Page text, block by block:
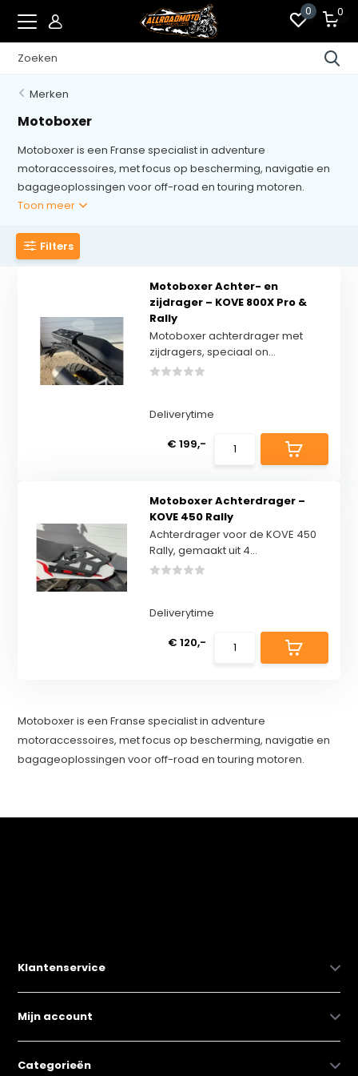
0 0
Merken
Motoboxer
Motoboxer is een Franse specialist in adventure
motoraccessoires, met focus op bescherming, navigatie en
bagageoplossingen voor off-road en touring motoren.
Toon meer
Filters
Motoboxer Achter- en
zijdrager – KOVE 800X Pro &
Rally
Motoboxer achterdrager met
zijdragers, speciaal on...
Deliverytime
€ 199,-
Motoboxer Achterdrager –
KOVE 450 Rally
Achterdrager voor de KOVE 450
Rally, gemaakt uit 4...
Deliverytime
€ 120,-
Motoboxer is een Franse specialist in adventure
motoraccessoires, met focus op bescherming, navigatie en
bagageoplossingen voor off-road en touring motoren.
Klantenservice
Mijn account
Categorieën